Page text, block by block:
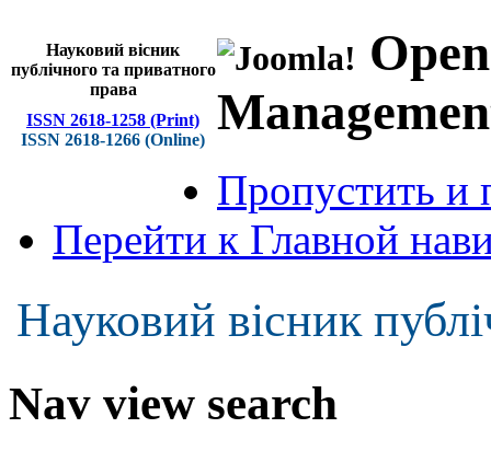
Науковий вісник
публічного та приватного
права
ISSN 2618-1258 (Print)
ISSN 2618-1266 (Online)
Пропустить и
Перейти к Главной
Науковий вісник
Nav view search